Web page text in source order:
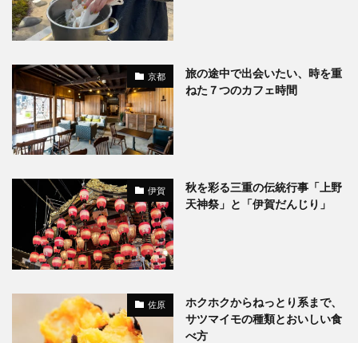
京都
旅の途中で出会いたい、時を重
ねた７つのカフェ時間
伊賀
秋を彩る三重の伝統行事「上野
天神祭」と「伊賀だんじり」
佐原
ホクホクからねっとり系まで、
サツマイモの種類とおいしい食
べ方